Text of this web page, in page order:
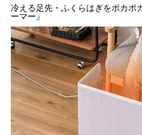
冷える足先・ふくらはぎをポカポ
ーマー』